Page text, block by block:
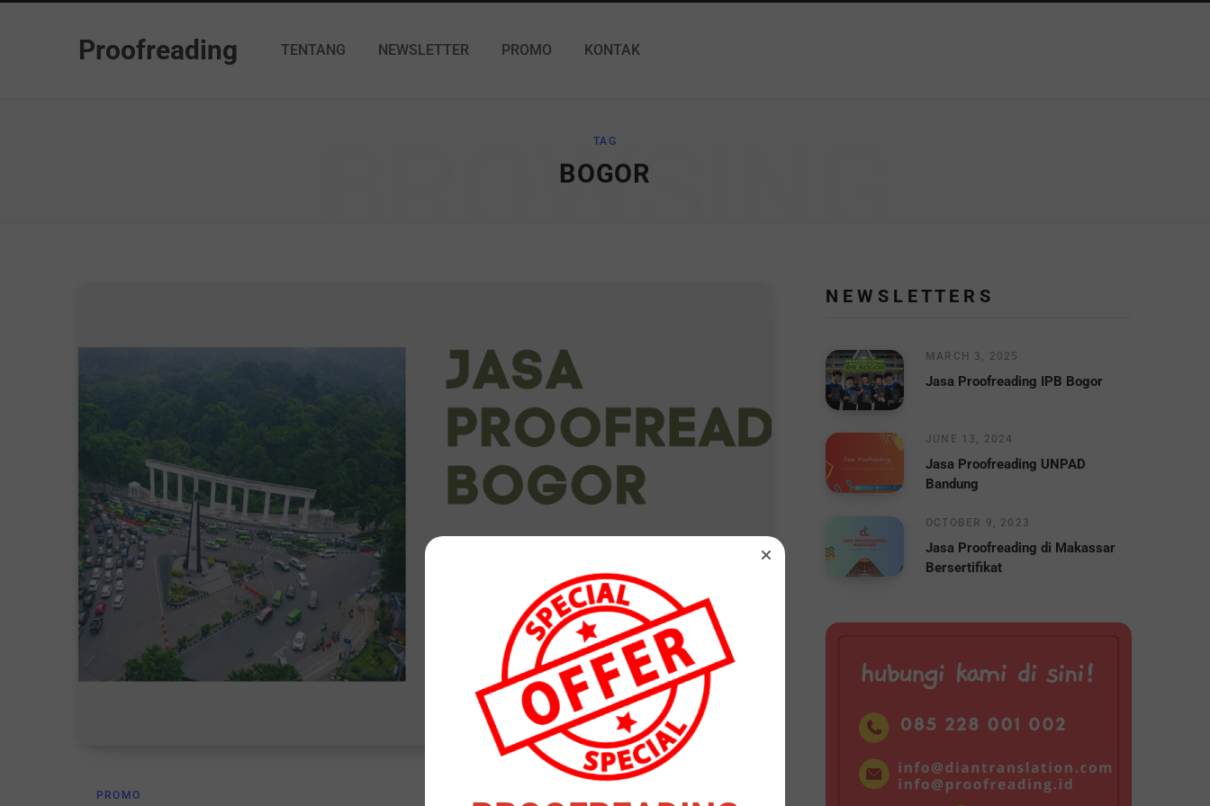
Proofreading TENTANG NEWSLETTER PROMO KONTAK
TAG
BOGOR
BROWSING
PROMO
N E W S L E T T E R S
MARCH 3, 2025
Jasa Proofreading IPB Bogor
JUNE 13, 2024
Jasa Proofreading UNPAD
Bandung
OCTOBER 9, 2023
Jasa Proofreading di Makassar
Bersertifikat